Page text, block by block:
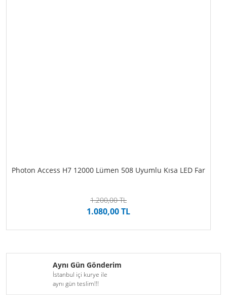
Photon Access H7 12000 Lümen 508 Uyumlu Kısa LED Far
1.200,00 TL
1.080,00 TL
Aynı Gün Gönderim
İstanbul içi kurye ile
aynı gün teslim!!!